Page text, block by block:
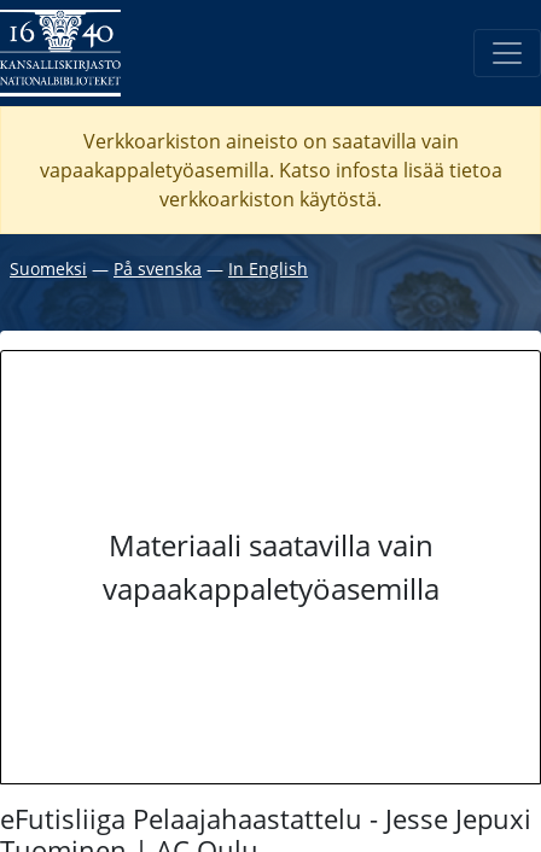
Verkkoarkiston aineisto on saatavilla vain
vapaakappaletyöasemilla. Katso infosta lisää tietoa
verkkoarkiston käytöstä.
Suomeksi ― På svenska ― In English
Materiaali saatavilla vain
vapaakappaletyöasemilla
eFutisliiga Pelaajahaastattelu - Jesse Jepuxi